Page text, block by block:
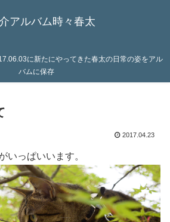
アルバム時々春太
に新たにやってきた春太の日常の姿をアル
バムに保存
2017.04.23
いっぱいいます。